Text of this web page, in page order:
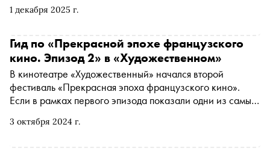
1 декабря 2025 г.
произошёл сдвиг от строго контролируемых пространств
Бурдена и Нормана Паркинсона, в экспозицию вошли
снимки Жан-Даниэля Лорьё, чьё творчество стало
гимном солнцу и цвету. «Сноб» поговорил с Жан-
Даниэлем Лорьё — одним из революционеров fashion-
фотографии, чьи работы заняли важное место не только
в экспозиции галереи, но и в развитии фотоискусства
второй половины XX века
3 октября 2024 г.
Гид по «Прекрасной эпохе французского
кино. Эпизод 2» в «Художественном»
В кинотеатре «Художественный» начался второй
фестиваль «Прекрасная эпоха французского кино».
Если в рамках первого эпизода показали одни из самых
Виго до «На последнем дыхании» Жан-Люка Годара, то